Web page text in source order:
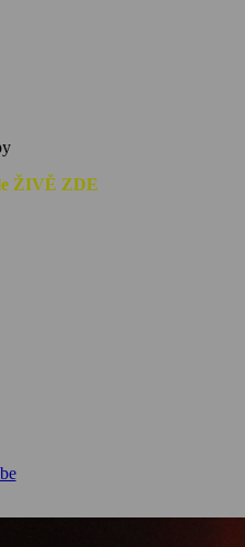
ŽIVĚ ZDE